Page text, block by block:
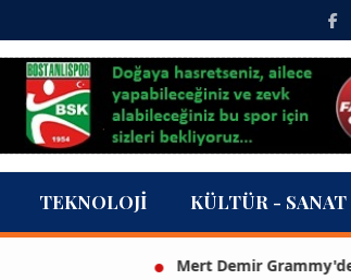
TEKNOLOJI KÜLTÜR - SANAT
Mert Demir Grammy'de jüri...